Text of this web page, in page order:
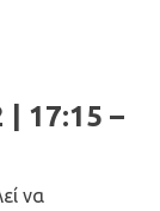
| 17:15 –
να